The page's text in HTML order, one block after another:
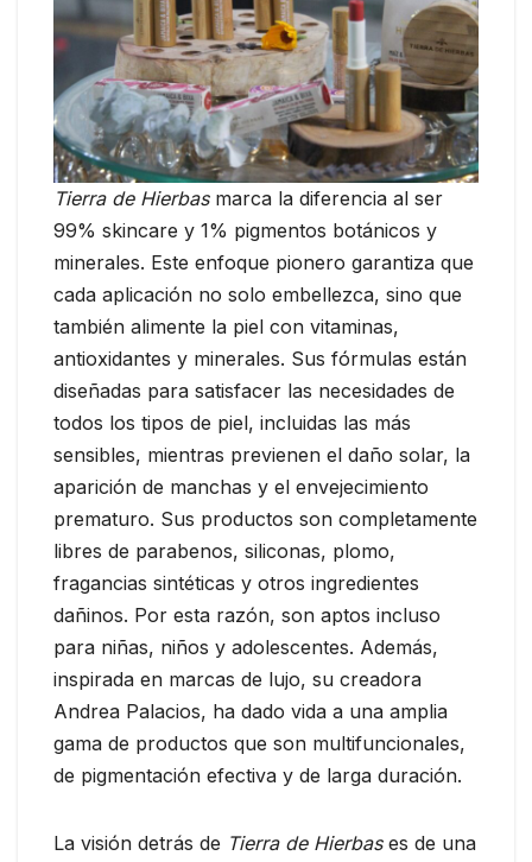
Tierra de Hierbasmarca la diferencia al ser
99% skincare y 1% pigmentos botánicos y
minerales. Este enfoque pionero garantiza que
cada aplicación no solo embellezca, sino que
también alimente la piel con vitaminas,
antioxidantes y minerales. Sus fórmulas están
diseñadas para satisfacer las necesidades de
todos los tipos de piel, incluidas las más
sensibles, mientras previenen el daño solar, la
aparición de manchas y el envejecimiento
prematuro. Sus productos son completamente
libres de parabenos, siliconas, plomo,
fragancias sintéticas y otros ingredientes
dañinos. Por esta razón, son aptos incluso
para niñas, niños y adolescentes. Además,
inspirada en marcas de lujo, su creadora
Andrea Palacios, ha dado vida a una amplia
gama de productos que son multifuncionales,
de pigmentación efectiva y de larga duración.
La visión detrás de Tierra de Hierbases de una